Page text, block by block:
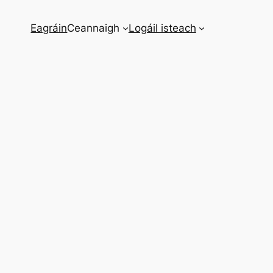
EagráinCeannaigh Logáil isteach